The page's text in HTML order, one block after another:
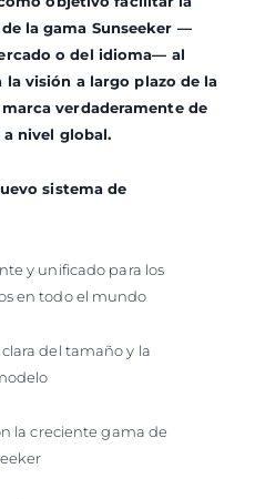
la gama Sunseeker —
o del idioma— al
visión a largo plazo de la
verdaderamente de
nivel global.
sistema de
y unificado para los
en todo el mundo
del tamaño y la
la creciente gama de